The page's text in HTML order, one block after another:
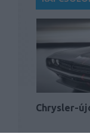
Chrysler-